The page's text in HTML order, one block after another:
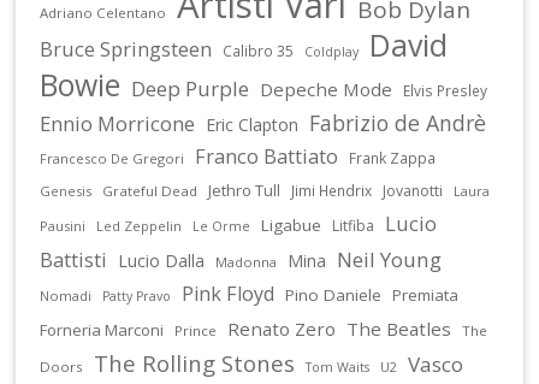
Adriano Celentano Bob Dylan
Bruce Springsteen Calibro 35 Coldplay
David
Bowie Deep Purple Depeche Mode Elvis Presley
Ennio Morricone Eric Clapton Fabrizio de Andrè
Francesco De Gregori Franco Battiato Frank Zappa
Genesis Grateful Dead Jethro Tull Jimi Hendrix Jovanotti
Laura
Pausini
Led Zeppelin Le Orme Ligabue Litfiba
Lucio
Battisti
Lucio Dalla Madonna Mina Neil Young
Nomadi Patty Pravo Pink Floyd Pino Daniele
Premiata
Forneria Marconi
Prince Renato Zero The Beatles
The
Doors
The Rolling Stones Tom Waits U2
Vasco